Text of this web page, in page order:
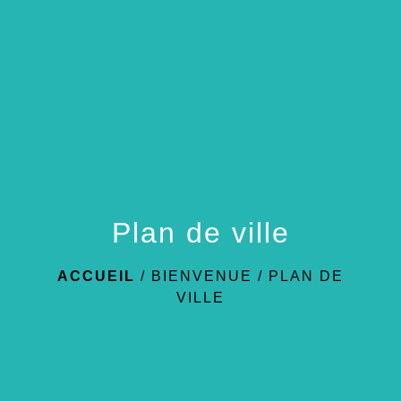
Plan de ville
ACCUEIL / BIENVENUE / PLAN DE
VILLE